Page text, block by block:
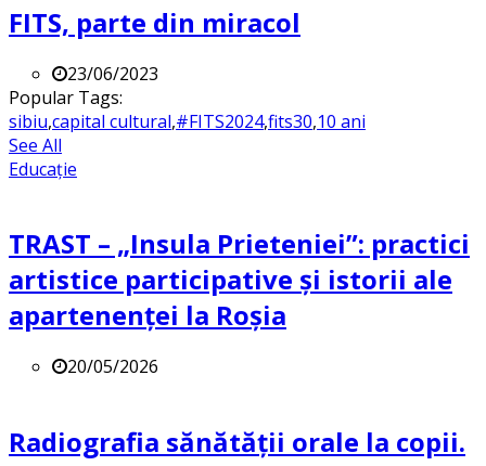
FITS, parte din miracol
23/06/2023
Popular Tags:
sibiu,capital cultural,#FITS2024,fits30,10 ani
See All
Educație
TRAST – „Insula Prieteniei”: practici
artistice participative și istorii ale
apartenenței la Roșia
20/05/2026
Radiografia sănătății orale la copii.